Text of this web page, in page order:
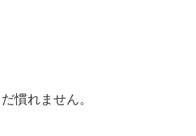
慣れません。